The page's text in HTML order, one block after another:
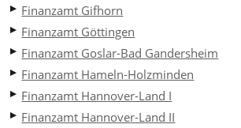
Finanzamt Gifhorn
Finanzamt Göttingen
Finanzamt Goslar-Bad Gandersheim
Finanzamt Hameln-Holzminden
Finanzamt Hannover-Land I
Finanzamt Hannover-Land II